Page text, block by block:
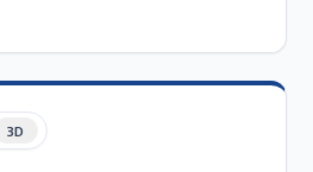
3D